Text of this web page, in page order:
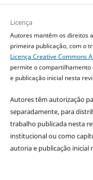
Licença
Autores mantêm os direitos
primeira publicação, com o
Licença Creative Commons
permite o
e publicação inicial nesta
Autores têm autorização
separadamente, para
trabalho publicada nesta
institucional ou como
autoria e publicação inicial